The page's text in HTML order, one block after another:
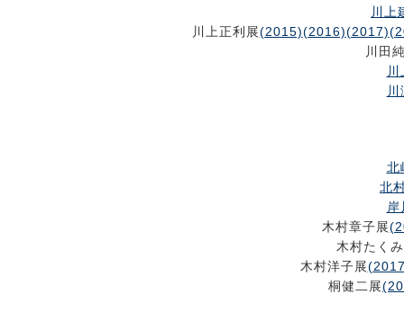
川上
川上正利展(2015)(2016)(2017)
川田
北
北
木村章子展
木村たく
木村洋子展
桐健二展